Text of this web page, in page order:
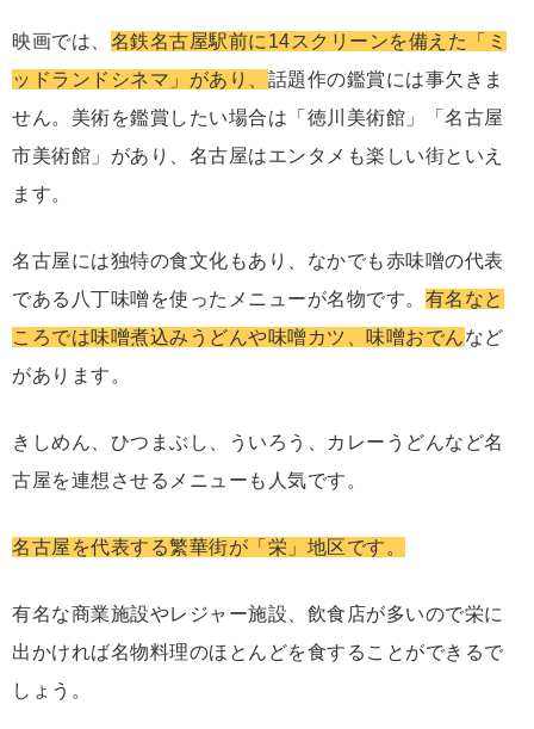
映画では、 名鉄名古屋駅前に14スクリーンを備えた「ミ
ッドランドシネマ」があり、 話題作の鑑賞には事欠きま
せん。美術を鑑賞したい場合は「徳川美術館」「名古屋
市美術館」があり、名古屋はエンタメも楽しい街といえ
ます。
名古屋には独特の食文化もあり、なかでも赤味噌の代表
である八丁味噌を使ったメニューが名物です。 有名なと
ころでは味噌煮込みうどんや味噌カツ、味噌おでんなど
があります。
きしめん、ひつまぶし、ういろう、カレーうどんなど名
古屋を連想させるメニューも人気です。
名古屋を代表する繁華街が「栄」地区です。
有名な商業施設やレジャー施設、飲食店が多いので栄に
出かければ名物料理のほとんどを食することができるで
しょう。